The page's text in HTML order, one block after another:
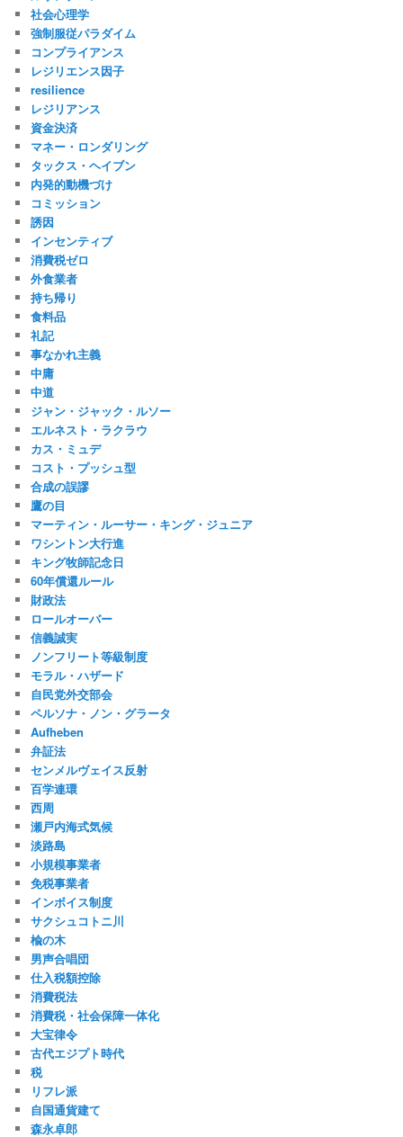
社会心理学
強制服従パラダイム
コンプライアンス
レジリエンス因子
resilience
レジリアンス
資金決済
マネー・ロンダリング
タックス・ヘイブン
内発的動機づけ
コミッション
誘因
インセンティブ
消費税ゼロ
外食業者
持ち帰り
食料品
礼記
事なかれ主義
中庸
中道
ジャン・ジャック・ルソー
エルネスト・ラクラウ
カス・ミュデ
コスト・プッシュ型
合成の誤謬
鷹の目
マーティン・ルーサー・キング・ジュニア
ワシントン大行進
キング牧師記念日
60年償還ルール
財政法
ロールオーバー
信義誠実
ノンフリート等級制度
モラル・ハザード
自民党外交部会
ペルソナ・ノン・グラータ
Aufheben
弁証法
センメルヴェイス反射
百学連環
西周
瀬戸内海式気候
淡路島
小規模事業者
免税事業者
インボイス制度
サクシュコトニ川
楡の木
男声合唱団
仕入税額控除
消費税法
消費税・社会保障一体化
大宝律令
古代エジプト時代
税
リフレ派
自国通貨建て
森永卓郎